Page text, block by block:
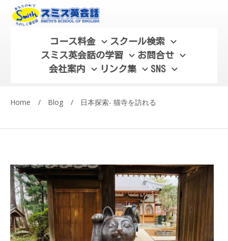
コース料金
スクール検索
スミス英会話の学習
お問合せ
会社案内
リンク集 SNS
Home / Blog / 日本探索- 猫寺を訪れる